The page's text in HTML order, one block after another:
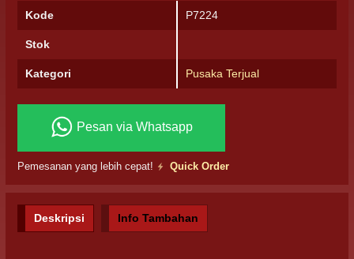
Kode P7224
Stok
Kategori Pusaka Terjual
Pesan via Whatsapp
Pemesanan yang lebih cepat! Quick Order
Deskripsi Info Tambahan